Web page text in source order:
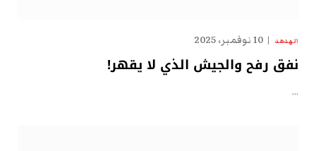
الهدهد 10 نوفمبر، 2025
نفق رفح والجيش الذي لا يقهر!
…